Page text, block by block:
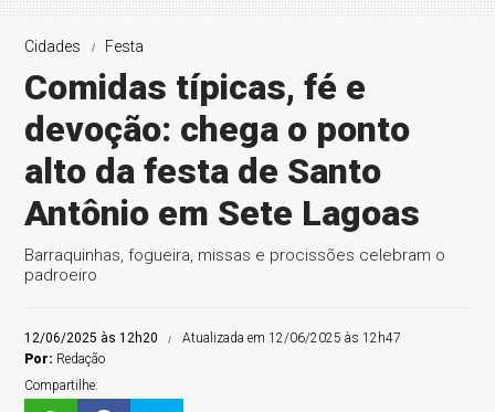
Cidades Festa
Comidas típicas, fé e
devoção: chega o ponto
alto da festa de Santo
Antônio em Sete Lagoas
Barraquinhas, fogueira, missas e procissões celebram o
padroeiro
12/06/2025 às 12h20
Atualizada em 12/06/2025 às 12h47
Por: Redação
Compartilhe: